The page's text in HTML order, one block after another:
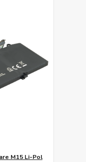
M15 Li-Pol